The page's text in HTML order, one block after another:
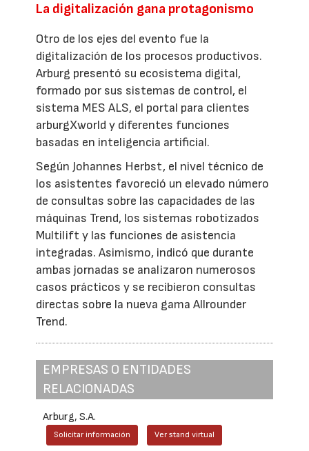
La digitalización gana protagonismo
Otro de los ejes del evento fue la
digitalización de los procesos productivos.
Arburg presentó su ecosistema digital,
formado por sus sistemas de control, el
sistema MES ALS, el portal para clientes
arburgXworld y diferentes funciones
basadas en inteligencia artificial.
Según Johannes Herbst, el nivel técnico de
los asistentes favoreció un elevado número
de consultas sobre las capacidades de las
máquinas Trend, los sistemas robotizados
Multilift y las funciones de asistencia
integradas. Asimismo, indicó que durante
ambas jornadas se analizaron numerosos
casos prácticos y se recibieron consultas
directas sobre la nueva gama Allrounder
Trend.
EMPRESAS O ENTIDADES
RELACIONADAS
Arburg, S.A.
Solicitar información Ver stand virtual